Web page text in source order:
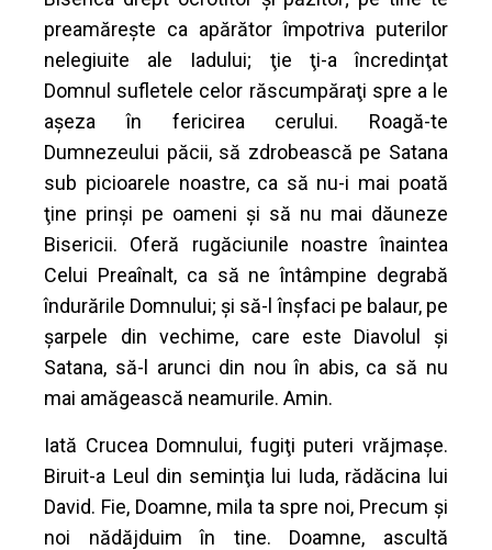
preamăreşte ca apărător împotriva puterilor
nelegiuite ale Iadului; ţie ţi-a încredinţat
Domnul sufletele celor răscumpăraţi spre a le
aşeza în fericirea cerului. Roagă-te
Dumnezeului păcii, să zdrobească pe Satana
sub picioarele noastre, ca să nu-i mai poată
ţine prinşi pe oameni şi să nu mai dăuneze
Bisericii. Oferă rugăciunile noastre înaintea
Celui Preaînalt, ca să ne întâmpine degrabă
îndurările Domnului; şi să-l înşfaci pe balaur, pe
şarpele din vechime, care este Diavolul şi
Satana, să-l arunci din nou în abis, ca să nu
mai amăgească neamurile. Amin.
Iată Crucea Domnului, fugiţi puteri vrăjmaşe.
Biruit-a Leul din seminţia lui Iuda, rădăcina lui
David. Fie, Doamne, mila ta spre noi, Precum şi
noi nădăjduim în tine. Doamne, ascultă